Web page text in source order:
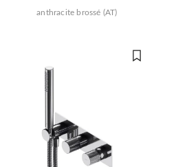
anthracite brossé (AT)